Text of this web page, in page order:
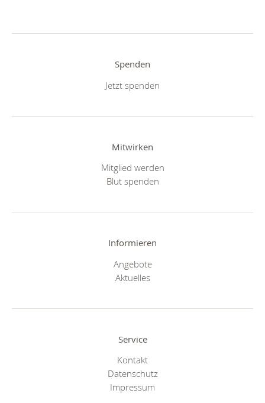
Spenden
Jetzt spenden
Mitwirken
Mitglied werden
Blut spenden
Informieren
Angebote
Aktuelles
Service
Kontakt
Datenschutz
Impressum